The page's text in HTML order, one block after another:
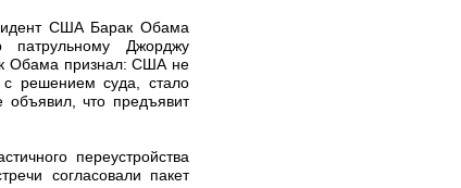
США Барак Обама
патрульному Джорджу
Обама признал: США не
с решением суда, стало
что предъявит
переустройства
согласовали пакет